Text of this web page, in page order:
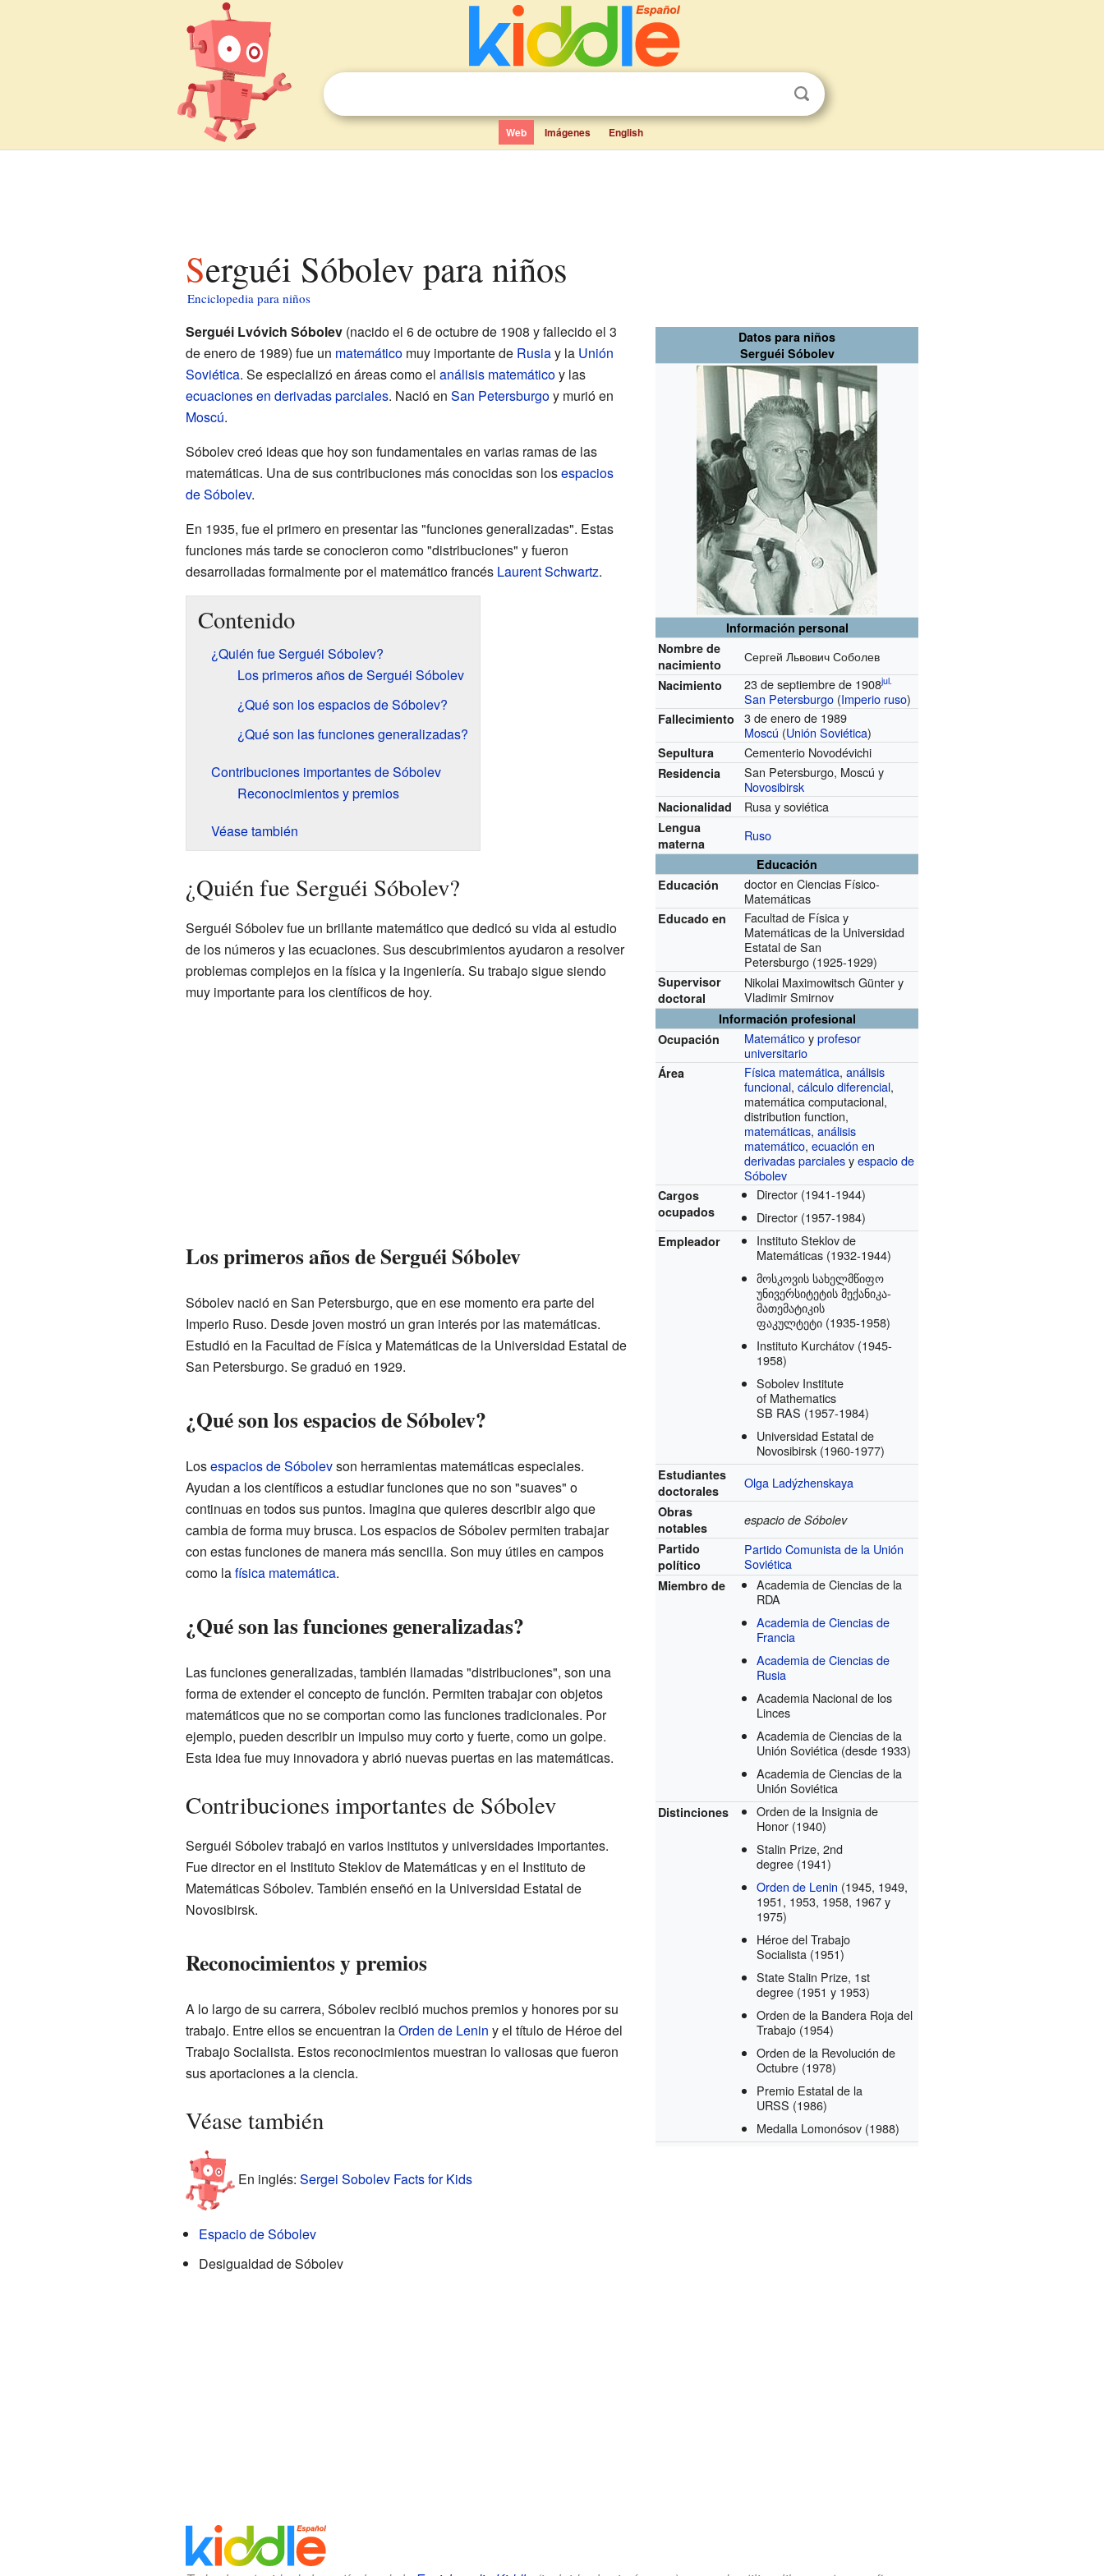
Web Imágenes English
Serguéi Sóbolev para niños
Enciclopedia para niños
Datos para niños
Serguéi Sóbolev
Información personal
Nombre de
nacimiento
Сергей Львович Соболев
Nacimiento 23 de septiembre de 1908jul.
San Petersburgo (Imperio ruso)
Fallecimiento
3 de enero de 1989
Moscú (Unión Soviética)
Sepultura Cementerio Novodévichi
Residencia
San Petersburgo, Moscú y
Novosibirsk
Nacionalidad Rusa y soviética
Lengua
materna
Ruso
Educación
Educación
doctor en Ciencias Físico-
Matemáticas
Educado en
Facultad de Física y
Matemáticas de la Universidad
Estatal de San
Petersburgo (1925-1929)
Supervisor
doctoral
Nikolai Maximowitsch Günter y
Vladimir Smirnov
Información profesional
Ocupación
Matemáticoyprofesor
universitario
Área Física matemática,análisis
funcional,cálculo diferencial,
matemática computacional,
distribution function,
matemáticas,análisis
matemático,ecuación en
derivadas parcialesyespacio de
Sóbolev
Cargos
ocupados
Director (1941-1944)
Director (1957-1984)
Empleador
Instituto Steklov de
Matemáticas (1932-1944)
მოსკოვის სახელმწიფო
უნივერსიტეტის მექანიკა-
მათემატიკის
ფაკულტეტი (1935-1958)
Instituto Kurchátov (1945-
1958)
Sobolev Institute
of Mathematics
SB RAS (1957-1984)
Universidad Estatal de
Novosibirsk (1960-1977)
Estudiantes
doctorales
Olga Ladýzhenskaya
Obras
notables
espacio de Sóbolev
Partido
político
Partido Comunista de la Unión
Soviética
Miembro de
Academia de Ciencias de la
RDA
Academia de Ciencias de
Francia
Academia de Ciencias de
Rusia
Academia Nacional de los
Linces
Academia de Ciencias de la
Unión Soviética (desde 1933)
Academia de Ciencias de la
Unión Soviética
Distinciones
Orden de la Insignia de
Honor (1940)
Stalin Prize, 2nd
degree (1941)
Orden de Lenin (1945, 1949,
1951, 1953, 1958, 1967 y
1975)
Héroe del Trabajo
Socialista (1951)
State Stalin Prize, 1st
degree (1951 y 1953)
Orden de la Bandera Roja del
Trabajo (1954)
Orden de la Revolución de
Octubre (1978)
Premio Estatal de la
URSS (1986)
Medalla Lomonósov (1988)
Serguéi Lvóvich Sóbolev(nacido el 6 de octubre de 1908 y fallecido el 3
de enero de 1989) fue un matemáticomuy importante de Rusiay la Unión
Soviética. Se especializó en áreas como el análisis matemáticoy las
ecuaciones en derivadas parciales. Nació en San Petersburgoy murió en
Moscú.
Sóbolev creó ideas que hoy son fundamentales en varias ramas de las
matemáticas. Una de sus contribuciones más conocidas son losespacios
de Sóbolev.
En 1935, fue el primero en presentar las "funciones generalizadas". Estas
funciones más tarde se conocieron como "distribuciones" y fueron
desarrolladas formalmente por el matemático francés Laurent Schwartz.
Contenido
¿Quién fue Serguéi Sóbolev?
Los primeros años de Serguéi Sóbolev
¿Qué son los espacios de Sóbolev?
¿Qué son las funciones generalizadas?
Contribuciones importantes de Sóbolev
Reconocimientos y premios
Véase también
¿Quién fue Serguéi Sóbolev?
Serguéi Sóbolev fue un brillante matemático que dedicó su vida al estudio
de los números y las ecuaciones. Sus descubrimientos ayudaron a resolver
problemas complejos en la física y la ingeniería. Su trabajo sigue siendo
muy importante para los científicos de hoy.
Los primeros años de Serguéi Sóbolev
Sóbolev nació en San Petersburgo, que en ese momento era parte del
Imperio Ruso. Desde joven mostró un gran interés por las matemáticas.
Estudió en la Facultad de Física y Matemáticas de la Universidad Estatal de
San Petersburgo. Se graduó en 1929.
¿Qué son los espacios de Sóbolev?
Losespacios de Sóbolevson herramientas matemáticas especiales.
Ayudan a los científicos a estudiar funciones que no son "suaves" o
continuas en todos sus puntos. Imagina que quieres describir algo que
cambia de forma muy brusca. Los espacios de Sóbolev permiten trabajar
con estas funciones de manera más sencilla. Son muy útiles en campos
como lafísica matemática.
¿Qué son las funciones generalizadas?
Las funciones generalizadas, también llamadas "distribuciones", son una
forma de extender el concepto de función. Permiten trabajar con objetos
matemáticos que no se comportan como las funciones tradicionales. Por
ejemplo, pueden describir un impulso muy corto y fuerte, como un golpe.
Esta idea fue muy innovadora y abrió nuevas puertas en las matemáticas.
Contribuciones importantes de Sóbolev
Serguéi Sóbolev trabajó en varios institutos y universidades importantes.
Fue director en el Instituto Steklov de Matemáticas y en el Instituto de
Matemáticas Sóbolev. También enseñó en la Universidad Estatal de
Novosibirsk.
Reconocimientos y premios
A lo largo de su carrera, Sóbolev recibió muchos premios y honores por su
trabajo. Entre ellos se encuentran laOrden de Lenin y el título de Héroe del
Trabajo Socialista. Estos reconocimientos muestran lo valiosas que fueron
sus aportaciones a la ciencia.
Véase también
En inglés: Sergei Sobolev Facts for Kids
Espacio de Sóbolev
Desigualdad de Sóbolev